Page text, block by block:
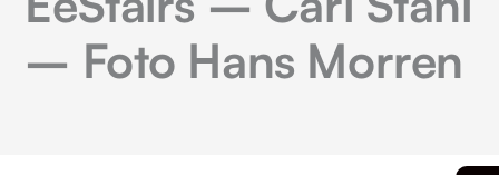
– Foto Hans Morren